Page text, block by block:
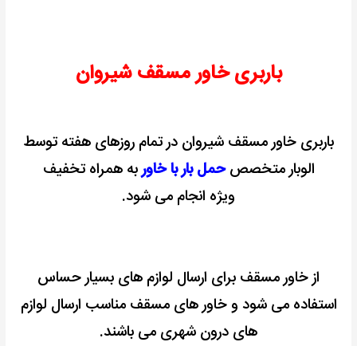
باربری خاور مسقف شیروان
باربری خاور مسقف شیروان در تمام روزهای هفته توسط
الوبار متخصصحمل بار با خاوربه همراه تخفیف
ویژه انجام می شود.
از خاور مسقف برای ارسال لوازم های بسیار حساس
استفاده می شود وخاور های مسقف مناسب ارسال لوازم
های درون شهری می باشند.